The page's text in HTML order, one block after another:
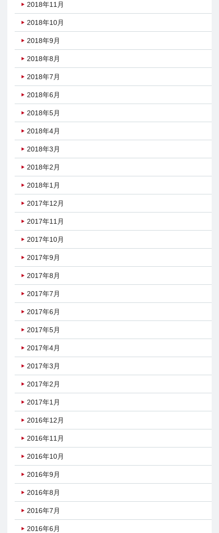
2018年11月
2018年10月
2018年9月
2018年8月
2018年7月
2018年6月
2018年5月
2018年4月
2018年3月
2018年2月
2018年1月
2017年12月
2017年11月
2017年10月
2017年9月
2017年8月
2017年7月
2017年6月
2017年5月
2017年4月
2017年3月
2017年2月
2017年1月
2016年12月
2016年11月
2016年10月
2016年9月
2016年8月
2016年7月
2016年6月